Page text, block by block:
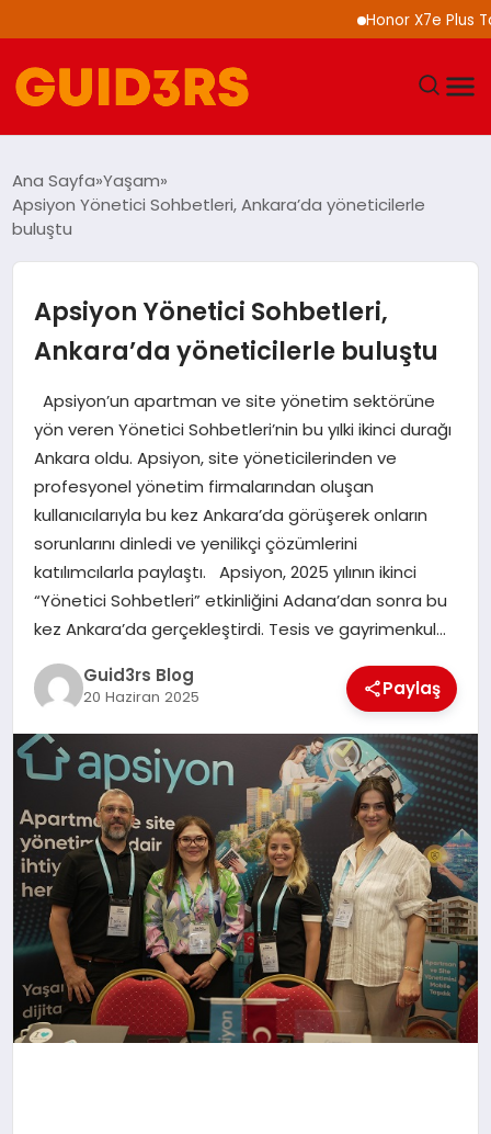
Honor X7e Plus
YAŞAM
SPOR
SAĞLIK
EKONOMI
MAGAZIN
EĞITIM
Ana Sayfa Yaşam
Apsiyon Yönetici Sohbetleri, Ankara’da yöneticilerle
buluştu
Apsiyon Yönetici Sohbetleri,
Ankara’da yöneticilerle buluştu
Apsiyon’un apartman ve site yönetim sektörüne
yön veren Yönetici Sohbetleri’nin bu yılki ikinci durağı
Ankara oldu. Apsiyon, site yöneticilerinden ve
profesyonel yönetim firmalarından oluşan
kullanıcılarıyla bu kez Ankara’da görüşerek onların
sorunlarını dinledi ve yenilikçi çözümlerini
katılımcılarla paylaştı. Apsiyon, 2025 yılının ikinci
“Yönetici Sohbetleri” etkinliğini Adana’dan sonra bu
kez Ankara’da gerçekleştirdi. Tesis ve gayrimenkul…
Guid3rs Blog
20 Haziran 2025 Paylaş